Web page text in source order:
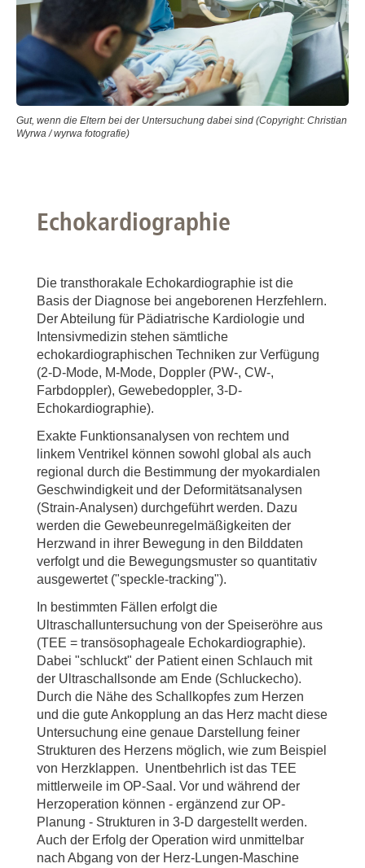
Gut, wenn die Eltern bei der Untersuchung dabei sind (Copyright: Christian
Wyrwa / wyrwa fotografie)
Echokardiographie
Die transthorakale Echokardiographie ist die
Basis der Diagnose bei angeborenen Herzfehlern.
Der Abteilung für Pädiatrische Kardiologie und
Intensivmedizin stehen sämtliche
echokardiographischen Techniken zur Verfügung
(2-D-Mode, M-Mode, Doppler (PW-, CW-,
Farbdoppler), Gewebedoppler, 3-D-
Echokardiographie).
Exakte Funktionsanalysen von rechtem und
linkem Ventrikel können sowohl global als auch
regional durch die Bestimmung der myokardialen
Geschwindigkeit und der Deformitätsanalysen
(Strain-Analysen) durchgeführt werden. Dazu
werden die Gewebeunregelmäßigkeiten der
Herzwand in ihrer Bewegung in den Bilddaten
verfolgt und die Bewegungsmuster so quantitativ
ausgewertet ("speckle-tracking").
In bestimmten Fällen erfolgt die
Ultraschalluntersuchung von der Speiseröhre aus
(TEE = transösophageale Echokardiographie).
Dabei "schluckt" der Patient einen Schlauch mit
der Ultraschallsonde am Ende (Schluckecho).
Durch die Nähe des Schallkopfes zum Herzen
und die gute Ankopplung an das Herz macht diese
Untersuchung eine genaue Darstellung feiner
Strukturen des Herzens möglich, wie zum Beispiel
von Herzklappen. Unentbehrlich ist das TEE
mittlerweile im OP-Saal. Vor und während der
Herzoperation können - ergänzend zur OP-
Planung - Strukturen in 3-D dargestellt werden.
Auch der Erfolg der Operation wird unmittelbar
nach Abgang von der Herz-Lungen-Maschine